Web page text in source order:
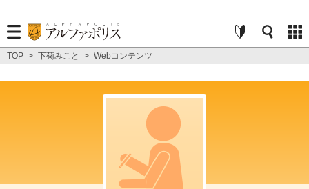
TOP > 下菊みこと > Webコンテンツ